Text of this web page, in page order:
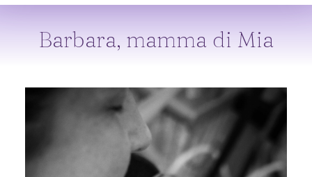
Barbara, mamma di Mia